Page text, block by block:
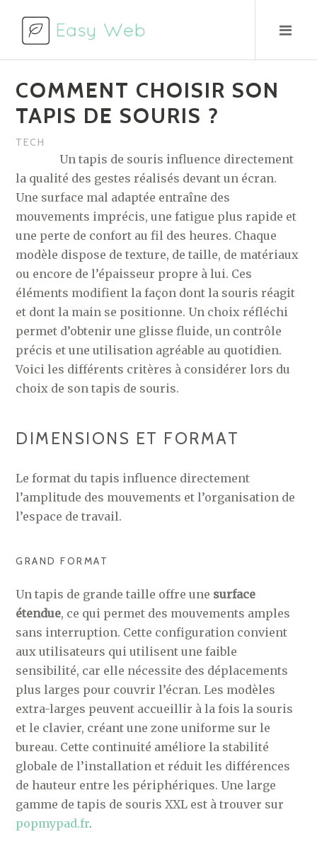
contenu
COMMENT CHOISIR SON
TAPIS DE SOURIS ?
TECH
Un tapis de souris influence directement
la qualité des gestes réalisés devant un écran.
Une surface mal adaptée entraîne des
mouvements imprécis, une fatigue plus rapide et
une perte de confort au fil des heures. Chaque
modèle dispose de texture, de taille, de matériaux
ou encore de l’épaisseur propre à lui. Ces
éléments modifient la façon dont la souris réagit
et dont la main se positionne. Un choix réfléchi
permet d’obtenir une glisse fluide, un contrôle
précis et une utilisation agréable au quotidien.
Voici les différents critères à considérer lors du
choix de son tapis de souris.
DIMENSIONS ET FORMAT
Le format du tapis influence directement
l’amplitude des mouvements et l’organisation de
l’espace de travail.
GRAND FORMAT
Un tapis de grande taille offre une surface
étendue, ce qui permet des mouvements amples
sans interruption. Cette configuration convient
aux utilisateurs qui utilisent une faible
sensibilité, car elle nécessite des déplacements
plus larges pour couvrir l’écran. Les modèles
extra-larges peuvent accueillir à la fois la souris
et le clavier, créant une zone uniforme sur le
bureau. Cette continuité améliore la stabilité
globale de l’installation et réduit les différences
de hauteur entre les périphériques. Une large
gamme de tapis de souris XXL est à trouver sur
popmypad.fr.